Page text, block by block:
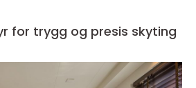
for trygg og presis skyting